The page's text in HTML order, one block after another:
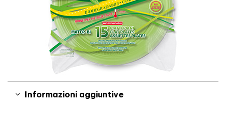
Informazioni aggiuntive